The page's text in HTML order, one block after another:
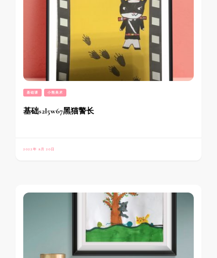
基础课 小熊美术
基础s2l5w67黑猫警长
2022年 9月 20日